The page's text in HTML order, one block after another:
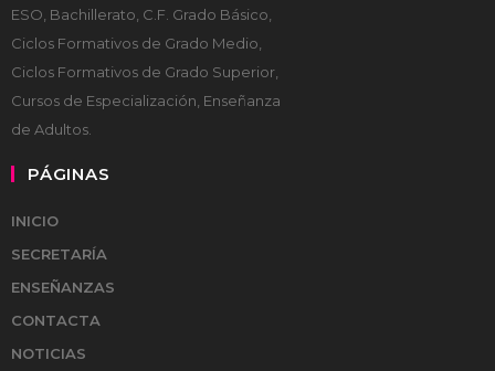
ESO, Bachillerato, C.F. Grado Básico,
Ciclos Formativos de Grado Medio,
Ciclos Formativos de Grado Superior,
Cursos de Especialización, Enseñanza
de Adultos.
PÁGINAS
INICIO
SECRETARÍA
ENSEÑANZAS
CONTACTA
NOTICIAS